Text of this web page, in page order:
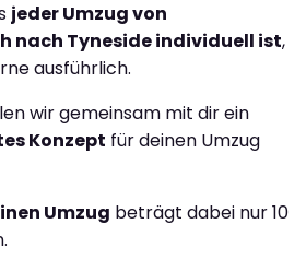
jeder Umzug von
nach Tyneside individuell ist,
ausführlich.
wir gemeinsam mit dir ein
Konzept für deinen Umzug
Umzug beträgt dabei nur 10